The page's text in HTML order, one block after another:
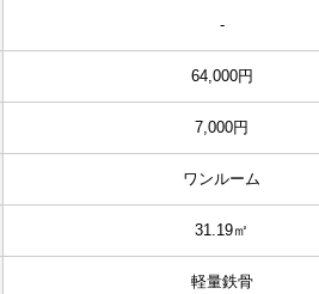
-
64,000円
7,000円
ワンルーム
31.19㎡
軽量鉄骨